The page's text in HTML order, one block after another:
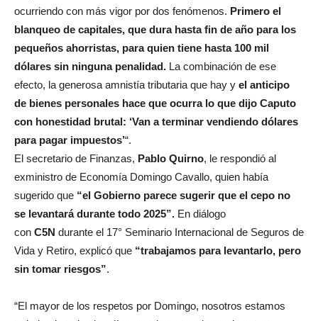
ocurriendo con más vigor por dos fenómenos. Primero el
blanqueo de capitales, que dura hasta fin de año para los
pequeños ahorristas, para quien tiene hasta 100 mil
dólares sin ninguna penalidad. La combinación de ese
efecto, la generosa amnistía tributaria que hay y el anticipo
de bienes personales hace que ocurra lo que dijo Caputo
con honestidad brutal: ‘Van a terminar vendiendo dólares
para pagar impuestos’“.
El secretario de Finanzas, Pablo Quirno, le respondió al
exministro de Economía Domingo Cavallo, quien había
sugerido que “el Gobierno parece sugerir que el cepo no
se levantará durante todo 2025”. En diálogo
con C5N durante el 17° Seminario Internacional de Seguros de
Vida y Retiro, explicó que “trabajamos para levantarlo, pero
sin tomar riesgos”.
“El mayor de los respetos por Domingo, nosotros estamos